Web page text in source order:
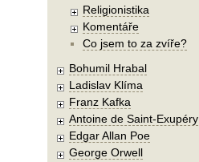
Religionistika
Komentáře
Co jsem to za zvíře?
Bohumil Hrabal
Ladislav Klíma
Franz Kafka
Antoine de Saint-Exupéry
Edgar Allan Poe
George Orwell